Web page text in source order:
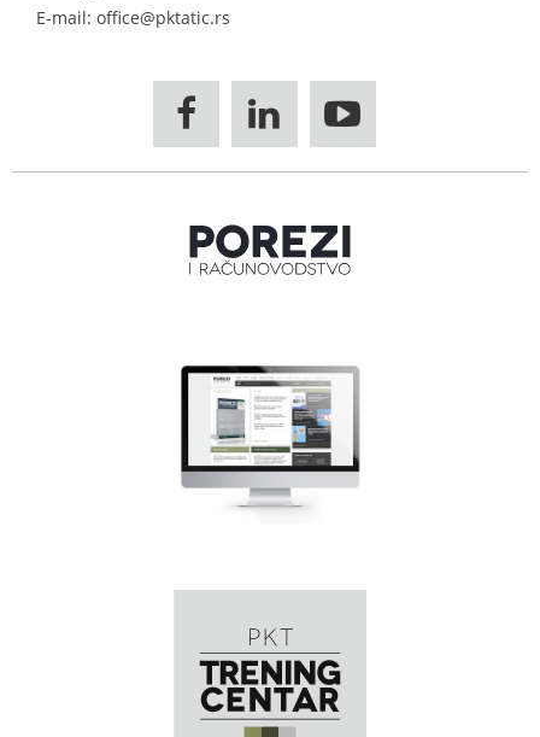
E-mail: office@pktatic.rs
  